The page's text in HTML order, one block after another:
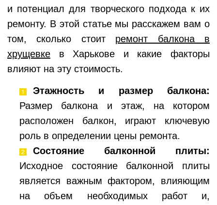
и потенциал для творческого подхода к их
ремонту. В этой статье мы расскажем вам о
том, сколько стоит ремонт балкона в
хрущевке в Харькове и какие факторы
влияют на эту стоимость.
Этажность и размер балкона:
Размер балкона и этаж, на котором
расположен балкон, играют ключевую
роль в определении цены ремонта.
Состояние балконной плиты:
Исходное состояние балконной плиты
является важным фактором, влияющим
на объем необходимых работ и,